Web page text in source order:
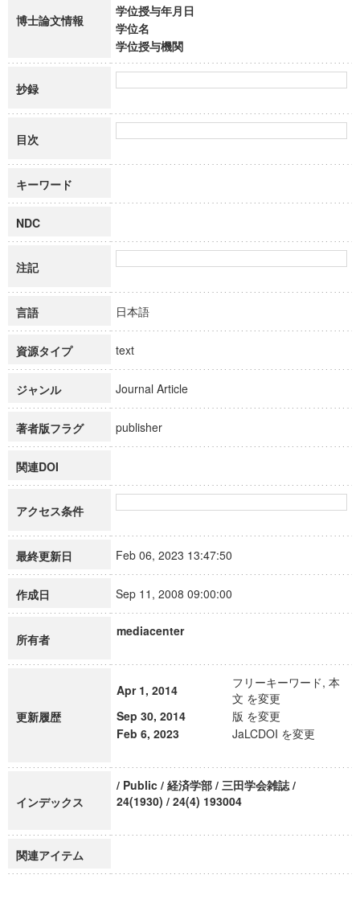
博士論文情報
学位授与年月日
学位名
学位授与機関
抄録
目次
キーワード
NDC
注記
言語 日本語
資源タイプ text
ジャンル Journal Article
著者版フラグ publisher
関連DOI
アクセス条件
最終更新日 Feb 06, 2023 13:47:50
作成日 Sep 11, 2008 09:00:00
所有者
mediacenter
更新履歴
Apr 1, 2014
フリーキーワード, 本
文 を変更
Sep 30, 2014
版 を変更
Feb 6, 2023
JaLCDOI を変更
インデックス
/ Public / 経済学部 / 三田学会雑誌 /
24(1930) / 24(4) 193004
関連アイテム